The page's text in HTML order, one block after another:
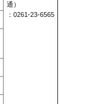
通）
：0261-23-6565